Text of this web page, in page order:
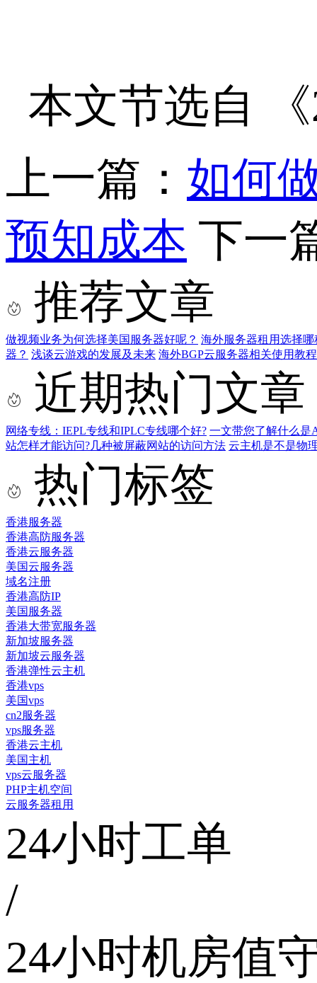
本文节选自
上一篇： 如何
预知成本 下一
推荐文章
做视频业务为何选择美国服务器好呢？ 海外服务器租用选择
器？ 浅谈云游戏的发展及未来 海外BGP云服务器相关使用教程
近期热门文章
网络专线：IEPL专线和IPLC专线哪个好? 一文带您了解什么是
站怎样才能访问?几种被屏蔽网站的访问方法 云主机是不是物
热门标签
香港服务器
香港高防服务器
香港云服务器
美国云服务器
域名注册
香港高防IP
美国服务器
香港大带宽服务器
新加坡服务器
新加坡云服务器
香港弹性云主机
香港vps
美国vps
cn2服务器
vps服务器
香港云主机
美国主机
vps云服务器
PHP主机空间
云服务器租用
24小时工单
/
24小时机房值